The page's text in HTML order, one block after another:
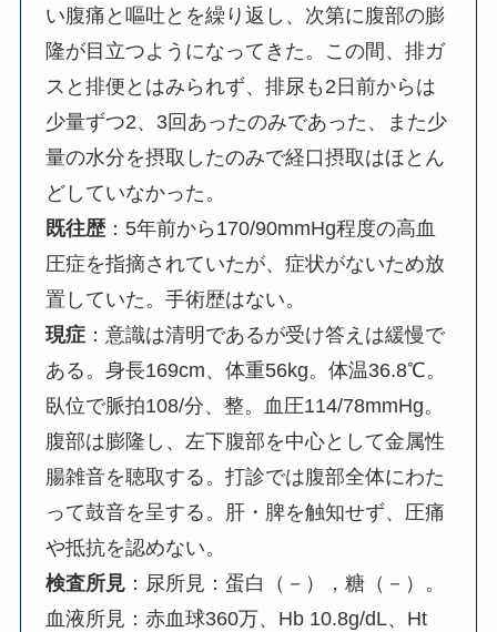
い腹痛と嘔吐とを繰り返し、次第に腹部の膨
隆が目立つようになってきた。この間、排ガ
スと排便とはみられず、排尿も2日前からは
少量ずつ2、3回あったのみであった、また少
量の水分を摂取したのみで経口摂取はほとん
どしていなかった。
既往歴 ：5年前から170/90mmHg程度の高血
圧症を指摘されていたが、症状がないため放
置していた。手術歴はない。
現症 ：意識は清明であるが受け答えは緩慢で
ある。身長169cm、体重56kg。体温36.8℃。
臥位で脈拍108/分、整。血圧114/78mmHg。
腹部は膨隆し、左下腹部を中心として金属性
腸雑音を聴取する。打診では腹部全体にわた
って鼓音を呈する。肝・脾を触知せず、圧痛
や抵抗を認めない。
検査所見 ：尿所見：蛋白（－），糖（－）。
血液所見：赤血球360万、Hb 10.8g/dL、Ht